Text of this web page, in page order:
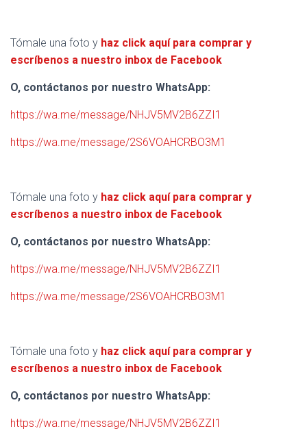
Tómale una foto y haz click aquí para comprar y
escríbenos a nuestro inbox de Facebook
O, contáctanos por nuestro WhatsApp:
https://wa.me/message/NHJV5MV2B6ZZI1
https://wa.me/message/2S6VOAHCRBO3M1
Tómale una foto y haz click aquí para comprar y
escríbenos a nuestro inbox de Facebook
O, contáctanos por nuestro WhatsApp:
https://wa.me/message/NHJV5MV2B6ZZI1
https://wa.me/message/2S6VOAHCRBO3M1
Tómale una foto y haz click aquí para comprar y
escríbenos a nuestro inbox de Facebook
O, contáctanos por nuestro WhatsApp:
https://wa.me/message/NHJV5MV2B6ZZI1